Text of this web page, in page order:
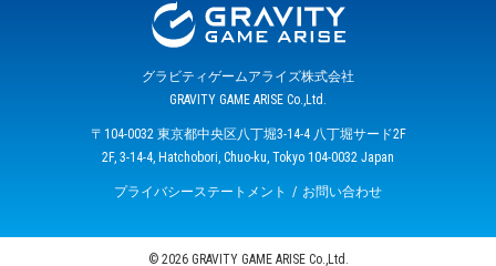
グラビティゲームアライズ株式会社
GRAVITY GAME ARISE Co.,Ltd.
〒104-0032 東京都中央区八丁堀3-14-4 八丁堀サード2F
2F, 3-14-4, Hatchobori, Chuo-ku, Tokyo 104-0032 Japan
プライバシーステートメント お問い合わせ
© 2026 GRAVITY GAME ARISE Co.,Ltd.